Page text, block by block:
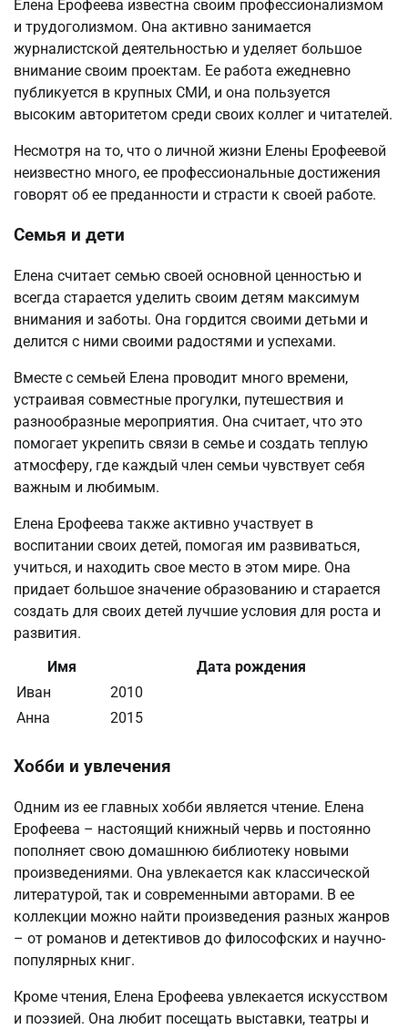
Елена Ерофеева известна своим профессионализмом
и трудоголизмом. Она активно занимается
журналистской деятельностью и уделяет большое
внимание своим проектам. Ее работа ежедневно
публикуется в крупных СМИ, и она пользуется
высоким авторитетом среди своих коллег и читателей.
Несмотря на то, что о личной жизни Елены Ерофеевой
неизвестно много, ее профессиональные достижения
говорят об ее преданности и страсти к своей работе.
Семья и дети
Елена считает семью своей основной ценностью и
всегда старается уделить своим детям максимум
внимания и заботы. Она гордится своими детьми и
делится с ними своими радостями и успехами.
Вместе с семьей Елена проводит много времени,
устраивая совместные прогулки, путешествия и
разнообразные мероприятия. Она считает, что это
помогает укрепить связи в семье и создать теплую
атмосферу, где каждый член семьи чувствует себя
важным и любимым.
Елена Ерофеева также активно участвует в
воспитании своих детей, помогая им развиваться,
учиться, и находить свое место в этом мире. Она
придает большое значение образованию и старается
создать для своих детей лучшие условия для роста и
развития.
Имя
Дата рождения
Иван
2010
Анна
2015
Хобби и увлечения
Одним из ее главных хобби является чтение. Елена
Ерофеева – настоящий книжный червь и постоянно
пополняет свою домашнюю библиотеку новыми
произведениями. Она увлекается как классической
литературой, так и современными авторами. В ее
коллекции можно найти произведения разных жанров
– от романов и детективов до философских и научно-
популярных книг.
Кроме чтения, Елена Ерофеева увлекается искусством
и поэзией. Она любит посещать выставки, театры и